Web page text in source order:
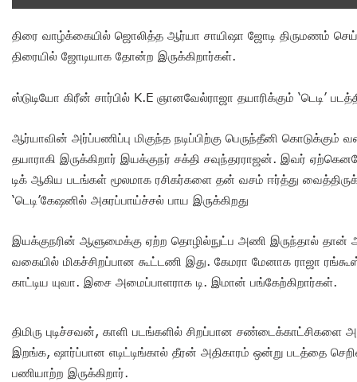
திரை வாழ்க்கையில் ஜொலித்த ஆர்யா சாயிஷா ஜோடி திருமணம்
திரையில் ஜோடியாக தோன்ற இருக்கிறார்கள்.
ஸ்டுடியோ கிரீன் சார்பில் K.E ஞானவேல்ராஜா தயாரிக்கும்
ஆர்யாவின் அர்ப்பணிப்பு மிகுந்த நடிப்பிற்கு பெருந்தீனி
தயாராகி இருக்கிறார் இயக்குநர் சக்தி சவுந்தரராஜன். இவர்
டிக் ஆகிய படங்கள் மூலமாக ரசிகர்களை தன் வசம் ஈர்த்து
‘டெடி’கேஷனில் அசுரப்பாய்ச்சல் பாய இருக்கிறது
இயக்குநரின் ஆளுமைக்கு ஏற்ற தொழில்நுட்ப அணி இருந்தால் தான்
வகையில் மிகச்சிறப்பான கூட்டணி இது. கேமரா மேனாக ராஜா
காட்டிய யுவா. இசை அமைப்பாளராக டி. இமான் பங்கேற்கிறார்கள்.
திமிரு புடிச்சவன், காளி படங்களில் சிறப்பான
இறங்க, ஷார்ப்பான எடிட்டிங்கால் தீரன் அதிகாரம் ஒன்று படத்தை
பணியாற்ற இருக்கிறார்.